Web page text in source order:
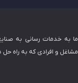
ما به خدمات رسانی به
مشاغل و افرادی که به راه حل